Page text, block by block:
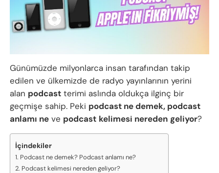
Günümüzde milyonlarca insan tarafından takip
edilen ve ülkemizde de radyo yayınlarının yerini
alan podcast terimi aslında oldukça ilginç bir
geçmişe sahip. Peki podcast ne demek, podcast
anlamı ne ve podcast kelimesi nereden geliyor?
İçindekiler
Podcast ne demek? Podcast anlamı ne?
Podcast kelimesi nereden geliyor?